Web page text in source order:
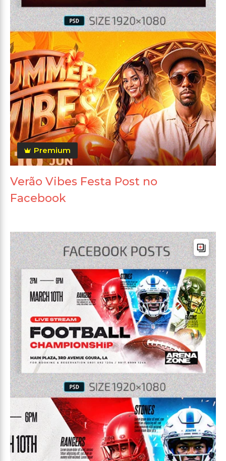
Premium
Verão Vibes Festa Post no
Facebook